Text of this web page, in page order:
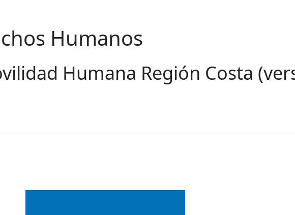
Humanos
Humana Región Costa